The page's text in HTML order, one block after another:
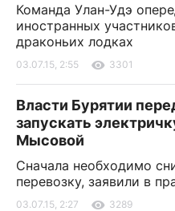
Команда Улан-Удэ
иностранных
драконьих лодках
03.07.15, 2:55 3301
Власти Бурятии
запускать
Мысовой
Сначала необходимо
перевозку, заявили в
03.07.15, 2:27 3289